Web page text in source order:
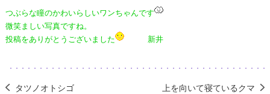
つぶらな瞳のかわいらしいワンちゃんです
微笑ましい写真ですね。
投稿をありがとうございました
新井
タツノオトシゴ 上を向いて寝ているクマ